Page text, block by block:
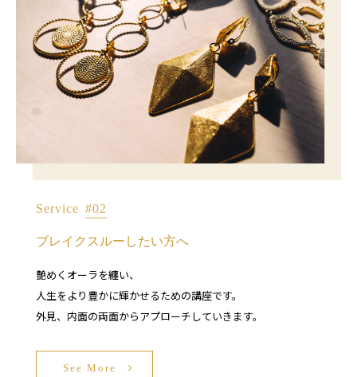
Service #02
ブレイクスルーしたい方へ
艶めくオーラを纏い、
人生をより豊かに輝かせるための講座です。
外見、内面の両面からアプローチしていきます。
See More